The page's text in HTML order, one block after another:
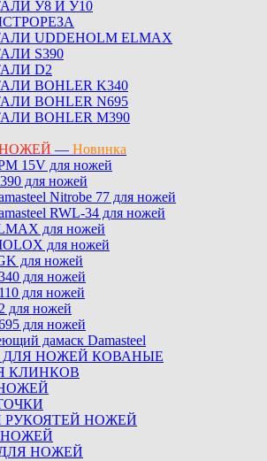
У8 И У10
UDDEHOLM ELMAX
S390
D2
BOHLER K340
BOHLER N695
BOHLER M390
— Новинка
15V для ножей
для ножей
Nitrobe 77 для ножей
RWL-34 для ножей
для ножей
для ножей
для ножей
для ножей
для ножей
для ножей
для ножей
дамаск Damasteel
ДЛЯ НОЖЕЙ КОВАНЫЕ
КЛИНКОВ
РУКОЯТЕЙ НОЖЕЙ
НОЖЕЙ